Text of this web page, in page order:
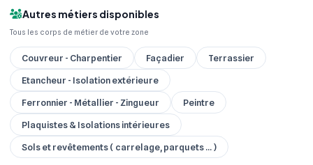
Autres métiers disponibles
Tous les corps de métier de votre zone
Couvreur - Charpentier Façadier
Terrassier
Etancheur - Isolation extérieure
Ferronnier - Métallier - Zingueur
Peintre
Plaquistes & Isolations intérieures
Sols et revêtements ( carrelage, parquets ... )